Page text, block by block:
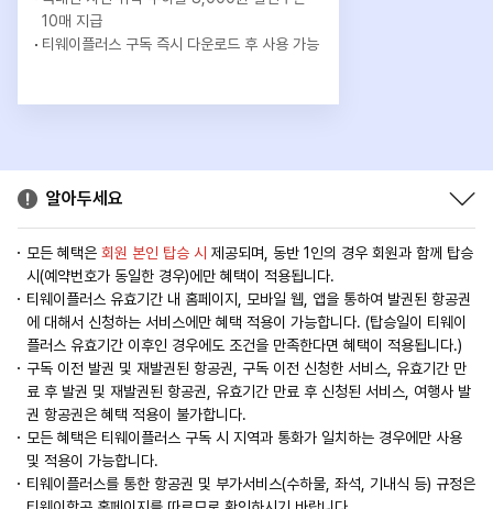
10매 지급
티웨이플러스 구독 즉시 다운로드 후 사용 가능
알아두세요
모든 혜택은 회원 본인 탑승 시 제공되며, 동반 1인의 경우 회원과 함께 탑승
시(예약번호가 동일한 경우)에만 혜택이 적용됩니다.
티웨이플러스 유효기간 내 홈페이지, 모바일 웹, 앱을 통하여 발권된 항공권
에 대해서 신청하는 서비스에만 혜택 적용이 가능합니다. (탑승일이 티웨이
플러스 유효기간 이후인 경우에도 조건을 만족한다면 혜택이 적용됩니다.)
구독 이전 발권 및 재발권된 항공권, 구독 이전 신청한 서비스, 유효기간 만
료 후 발권 및 재발권된 항공권, 유효기간 만료 후 신청된 서비스, 여행사 발
권 항공권은 혜택 적용이 불가합니다.
모든 혜택은 티웨이플러스 구독 시 지역과 통화가 일치하는 경우에만 사용
및 적용이 가능합니다.
티웨이플러스를 통한 항공권 및 부가서비스(수하물, 좌석, 기내식 등) 규정은